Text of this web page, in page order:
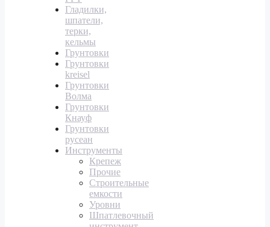
Гладилки,
шпатели,
терки,
кельмы
Грунтовки
Грунтовки
kreisel
Грунтовки
Волма
Грунтовки
Кнауф
Грунтовки
русеан
Инструменты
Крепеж
Прочие
Строительные
емкости
Уровни
Шпатлевочный